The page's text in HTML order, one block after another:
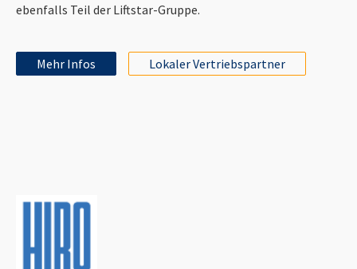
ebenfalls Teil der Liftstar-Gruppe.
Mehr Infos Lokaler Vertriebspartner